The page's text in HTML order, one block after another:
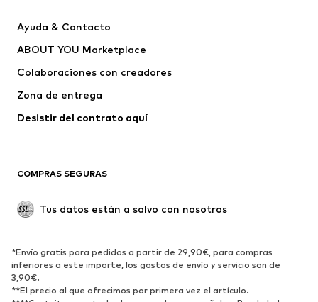
Crocs
Ayuda & Contacto
ABOUT YOU Marketplace
Colaboraciones con creadores
Zona de entrega
Desistir del contrato aquí
COMPRAS SEGURAS
Tus datos están a salvo con nosotros
*Envío gratis para pedidos a partir de 29,90€, para compras
inferiores a este importe, los gastos de envío y servicio son de
3,90€.
**El precio al que ofrecimos por primera vez el artículo.